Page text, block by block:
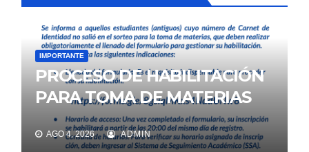
IMPORTANTE
PROCESO DE HABILITACIÓN
PARA TOMA DE MATERIAS
AGO 4, 2026 ADMIN